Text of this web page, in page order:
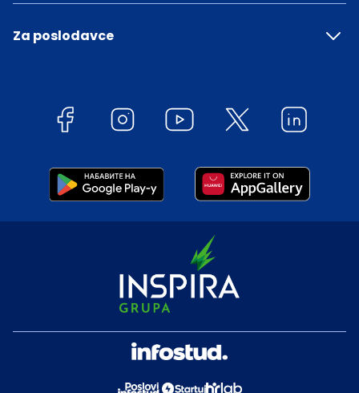
Za poslodavce